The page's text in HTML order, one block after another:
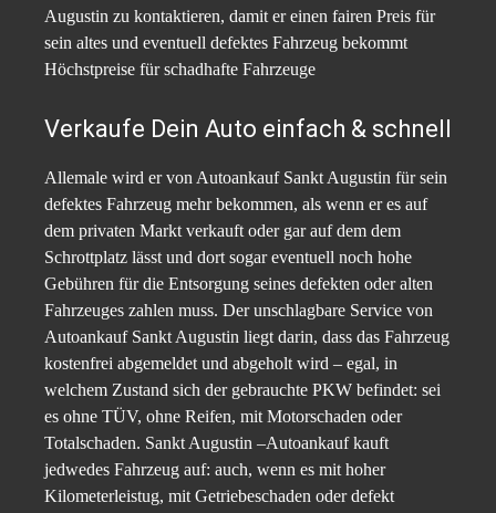
Augustin zu kontaktieren, damit er einen fairen Preis für
sein altes und eventuell defektes Fahrzeug bekommt
Höchstpreise für schadhafte Fahrzeuge
Verkaufe Dein Auto einfach & schnell
Allemale wird er von Autoankauf Sankt Augustin für sein
defektes Fahrzeug mehr bekommen, als wenn er es auf
dem privaten Markt verkauft oder gar auf dem dem
Schrottplatz lässt und dort sogar eventuell noch hohe
Gebühren für die Entsorgung seines defekten oder alten
Fahrzeuges zahlen muss. Der unschlagbare Service von
Autoankauf Sankt Augustin liegt darin, dass das Fahrzeug
kostenfrei abgemeldet und abgeholt wird – egal, in
welchem Zustand sich der gebrauchte PKW befindet: sei
es ohne TÜV, ohne Reifen, mit Motorschaden oder
Totalschaden. Sankt Augustin –Autoankauf kauft
jedwedes Fahrzeug auf: auch, wenn es mit hoher
Kilometerleistug, mit Getriebeschaden oder defekt